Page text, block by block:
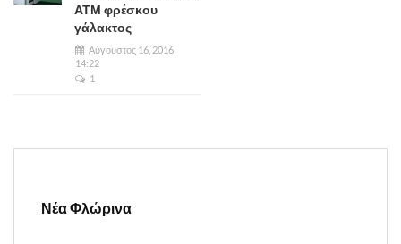
ΑΤΜ φρέσκου
γάλακτος
Αύγουστος 16, 2016
14:22
1
Νέα Φλώρινα